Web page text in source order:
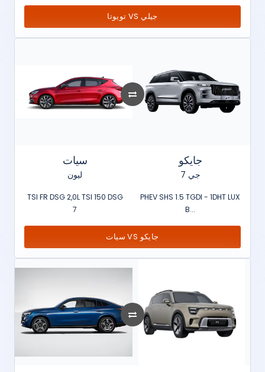
تويوتا VS جيلي
سيات
ليون
TSI FR DSG 2,0L TSI 150 DSG
7
جايكو
جي 7
PHEV SHS 1.5 TGDI - 1DHT LUX
B...
سيات VS جايكو